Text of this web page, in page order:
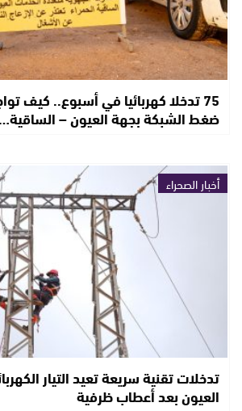
75 تدخلا كهربائيا في أسبوع.. كيف
ضغط الشبكة بجهة العيون –
أخبار الصحراء
تدخلات تقنية سريعة تعيد التيار
العيون بعد أعطاب ظرفية